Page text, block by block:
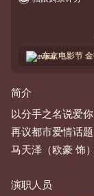
东京电影节
简介
以分手之名说爱
再议都市爱情话题
马天泽（欧豪 饰
殿堂。热恋中他
演职人员